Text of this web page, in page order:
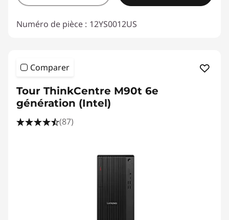
Numéro de pièce : 12YS0012US
Comparer
Tour ThinkCentre M90t 6e
génération (Intel)
(87)